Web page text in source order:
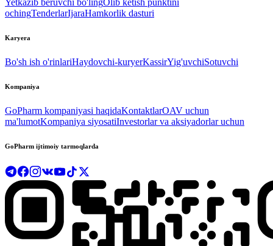
ochingTenderlarIjaraHamkorlik dasturi
Karyera
Bo'sh ish o'rinlariHaydovchi-kuryerKassirYig'uvchiSotuvchi
Kompaniya
GoPharm kompaniyasi haqidaKontaktlarOAV uchun
ma'lumotKompaniya siyosatiInvestorlar va aksiyadorlar uchun
GoPharm ijtimoiy tarmoqlarda